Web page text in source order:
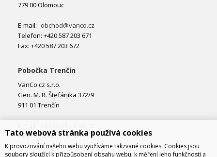
779 00 Olomouc
E-mail: obchod@vanco.cz
Telefon: +420 587 203 671
Fax: +420 587 203 672
Pobočka Trenčín
VanCo.cz s.r.o.
Gen. M. R. Štefánika 372/9
911 01 Trenčín
Telefon: +421 32 877 74 02
Tato webová stránka používá cookies
K provozování našeho webu využíváme takzvané cookies. Cookies jsou
soubory sloužící k přizpůsobení obsahu webu, k měření jeho funkčnosti a